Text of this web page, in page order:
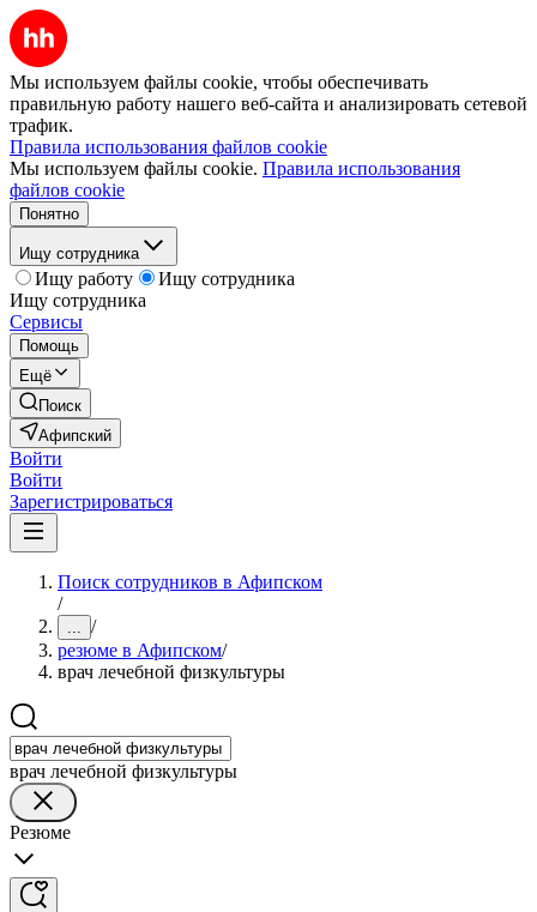
Мы используем файлы cookie, чтобы обеспечивать
правильную работу нашего веб-сайта и анализировать сетевой
трафик.
Правила использования файлов cookie
Мы используем файлы cookie. Правила использования
файлов cookie
Понятно
Ищу сотрудника
Ищу работу
Ищу сотрудника
Ищу сотрудника
Сервисы
Помощь
Ещё
Поиск
Афипский
Войти
Войти
Зарегистрироваться
Поиск сотрудников в Афипском
/
... /
резюме в Афипском/
врач лечебной физкультуры
врач лечебной физкультуры
Резюме